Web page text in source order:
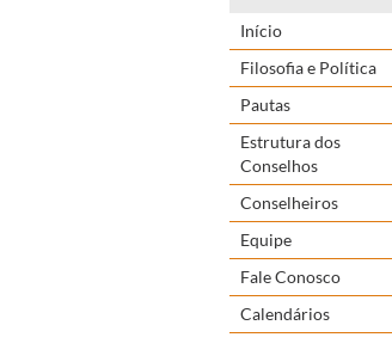
Início
Filosofia e Política
Pautas
Estrutura dos
Conselhos
Conselheiros
Equipe
Fale Conosco
Calendários